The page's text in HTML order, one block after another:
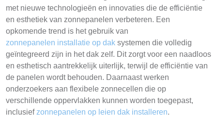
met nieuwe technologieën en innovaties die de efficiëntie
en esthetiek van zonnepanelen verbeteren. Een
opkomende trend is het gebruik van
zonnepanelen installatie op dak systemen die volledig
geïntegreerd zijn in het dak zelf. Dit zorgt voor een naadloos
en esthetisch aantrekkelijk uiterlijk, terwijl de efficiëntie van
de panelen wordt behouden. Daarnaast werken
onderzoekers aan flexibele zonnecellen die op
verschillende oppervlakken kunnen worden toegepast,
inclusief zonnepanelen op leien dak installeren.